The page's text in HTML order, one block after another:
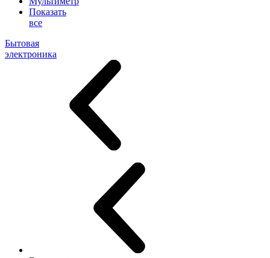
Показать
все
Бытовая
электроника